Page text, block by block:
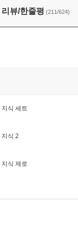
지식 제로
리뷰/한줄평 (211/624)
식 세트
지식 2
식 제로